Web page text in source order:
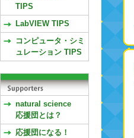
TIPS
LabVIEW TIPS
コンピュータ・シミ
ュレーション TIPS
natural science
応援団とは？
応援団になる！